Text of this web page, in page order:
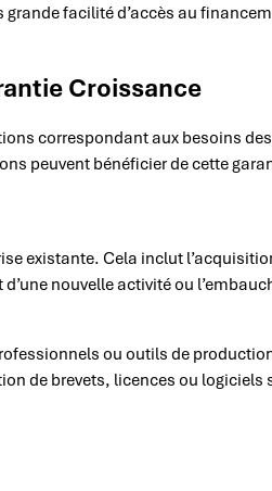
facilité d’accès au
Croissance
correspondant aux besoins
peuvent bénéficier de cette
existante. Cela inclut
nouvelle activité ou
ou outils de
de brevets, licences ou logiciels